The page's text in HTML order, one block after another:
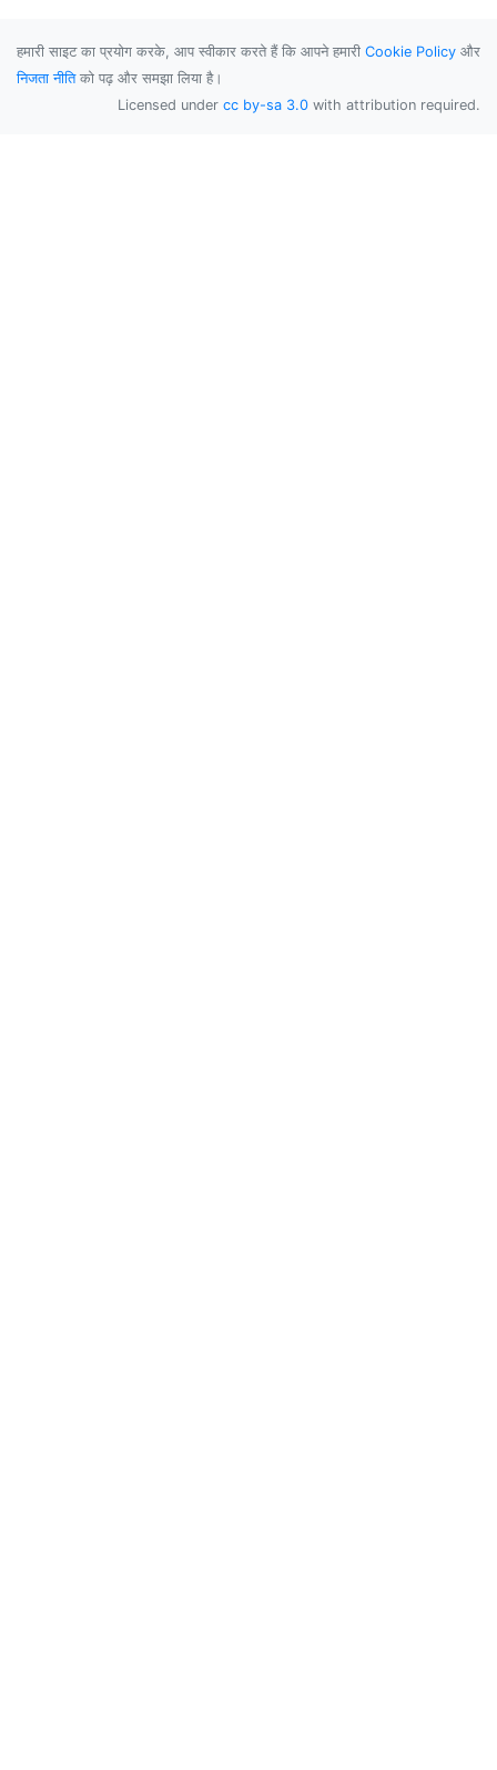
हमारी साइट का प्रयोग करके, आप स्वीकार करते हैं कि आपने हमारी Cookie Policy और
निजता नीतिको पढ़ और समझा लिया है।
Licensed under cc by-sa 3.0 with attribution required.